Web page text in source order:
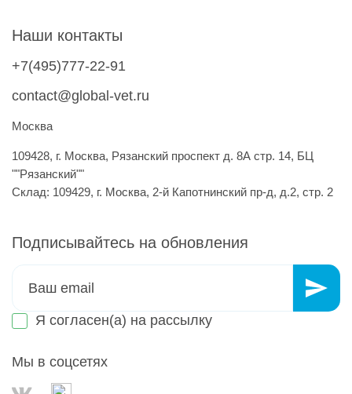
Наши контакты
+7(495)777-22-91
contact@global-vet.ru
Москва
109428, г. Москва, Рязанский проспект д. 8А стр. 14, БЦ
""Рязанский""
Склад: 109429, г. Москва, 2-й Капотнинский пр-д, д.2, стр. 2
Подписывайтесь на обновления
Я согласен(а) на рассылку
Мы в соцсетях